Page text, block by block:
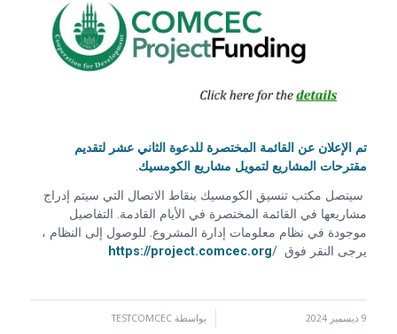
تم الإعلان عن القائمة المختصرة للدعوة الثاني عشر لتقديم
مقترحات المشاريع لتمويل مشاريع الكومسيك.
سيتصل مكتب تنسيق الكومسيك بنقاط الاتصال التي سيتم إدراج
مشاريعها في القائمة المختصرة في الأيام القادمة. التفاصيل
موجودة في نظام معلومات إدارة المشروع. للوصول إلى النظام ،
يرجى النقر فوق /https://project.comcec.org
9 ديسمبر 2024 بواسطةTESTCOMCEC